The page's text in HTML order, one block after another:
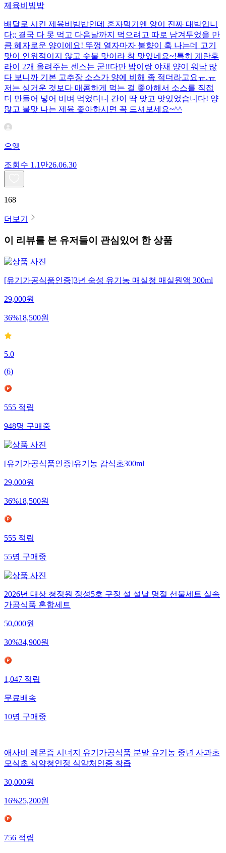
제육비빔밥
배달로 시킨 제육비빔밥인데 혼자먹기엔 양이 진짜 대박입니
다;; 결국 다 못 먹고 다음날까지 먹으려고 따로 남겨두었을 만
큼 혜자로운 양이에요! 뚜껑 열자마자 불향이 훅 나는데 고기
맛이 인위적이지 않고 숯불 맛이라 참 맛있네요~!특히 계란후
라이 2개 올려주는 센스는 굳!! ​다만 밥이랑 야채 양이 워낙 많
다 보니까 기본 고추장 소스가 양에 비해 좀 적더라고요ㅠ.ㅠ
저는 싱거운 것보다 매콤하게 먹는 걸 좋아해서 소스를 직접
더 만들어 넣어 비벼 먹었더니 간이 딱 맞고 맛있었습니다! 양
많고 불맛 나는 제육 좋아하시면 꼭 드셔보세요~^^
으앵
조회수 1.1만26.06.30
168
더보기
이 리뷰를 본 유저들이 관심있어 한 상품
[유기가공식품인증]3년 숙성 유기농 매실청 매실원액 300ml
29,000원
36%18,500원
5.0
(6)
555 적립
948명 구매중
[유기가공식품인증]유기농 감식초300ml
29,000원
36%18,500원
555 적립
55명 구매중
2026년 대상 청정원 정성5호 구정 설 설날 명절 선물세트 실속
가공식품 혼합세트
50,000원
30%34,900원
1,047 적립
무료배송
10명 구매중
애사비 레몬즙 시너지 유기가공식품 분말 유기농 중년 사과초
모식초 식약청인정 식약처인증 착즙
30,000원
16%25,200원
756적립